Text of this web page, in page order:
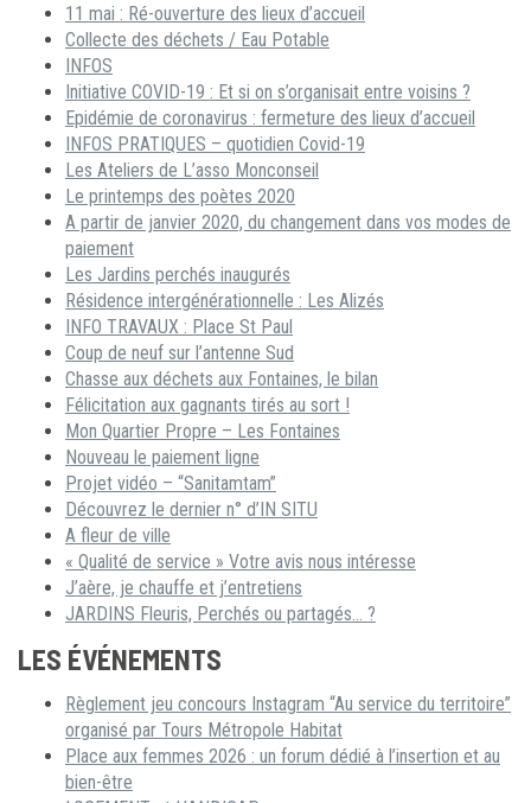
11 mai : Ré-ouverture des lieux d’accueil
Collecte des déchets / Eau Potable
INFOS
Initiative COVID-19 : Et si on s’organisait entre voisins ?
Epidémie de coronavirus : fermeture des lieux d’accueil
INFOS PRATIQUES – quotidien Covid-19
Les Ateliers de L’asso Monconseil
Le printemps des poètes 2020
A partir de janvier 2020, du changement dans vos modes de
paiement
Les Jardins perchés inaugurés
Résidence intergénérationnelle : Les Alizés
INFO TRAVAUX : Place St Paul
Coup de neuf sur l’antenne Sud
Chasse aux déchets aux Fontaines, le bilan
Félicitation aux gagnants tirés au sort !
Mon Quartier Propre – Les Fontaines
Nouveau le paiement ligne
Projet vidéo – “Sanitamtam”
Découvrez le dernier n° d’IN SITU
A fleur de ville
« Qualité de service » Votre avis nous intéresse
J’aère, je chauffe et j’entretiens
JARDINS Fleuris, Perchés ou partagés… ?
LES ÉVÉNEMENTS
Règlement jeu concours Instagram “Au service du territoire”
organisé par Tours Métropole Habitat
Place aux femmes 2026 : un forum dédié à l’insertion et au
bien-être